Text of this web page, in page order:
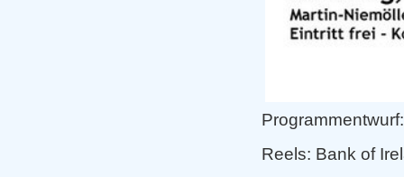
Programmentwurf:
Reels: Bank of